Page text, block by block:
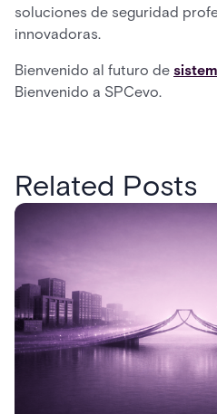
soluciones de seguridad
innovadoras.
Bienvenido al futuro de
Bienvenido a SPCevo.
Related Posts